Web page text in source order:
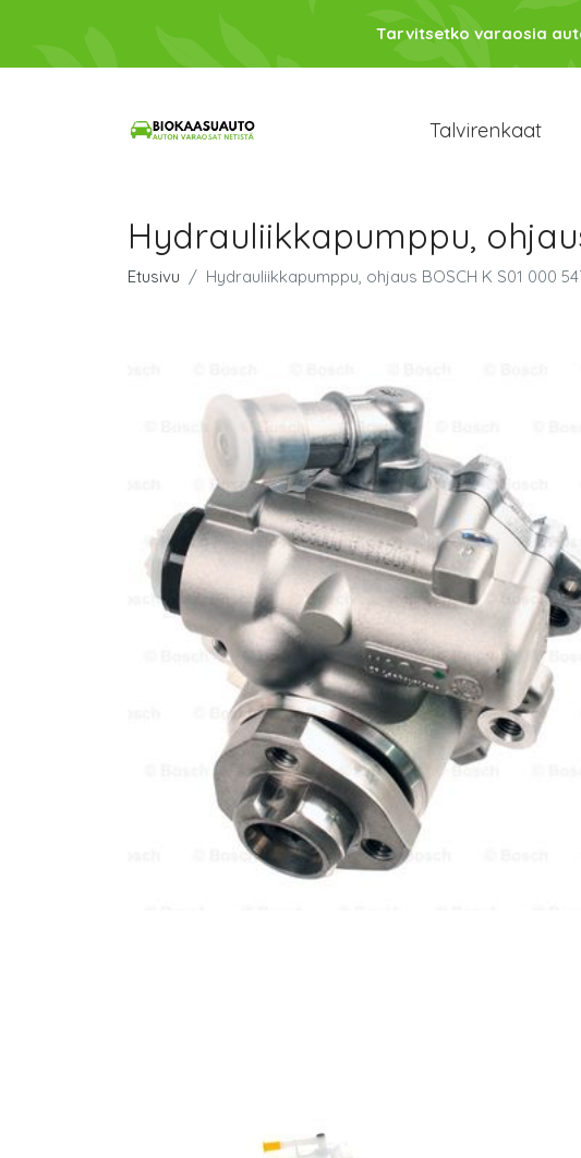
Tarvitsetko varaosia
Talvirenkaat
Hydrauliikkapumppu,
Etusivu Hydrauliikkapumppu, ohjaus BOSCH K S01 000